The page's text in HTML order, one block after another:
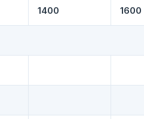
1400 1600